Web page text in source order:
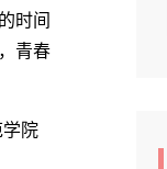
时间
青春
院